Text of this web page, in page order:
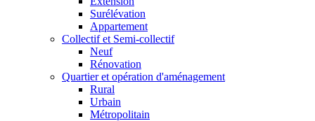
Surélévation
Appartement
Collectif et Semi-collectif
Neuf
Rénovation
Quartier et opération d'aménagement
Rural
Urbain
Métropolitain